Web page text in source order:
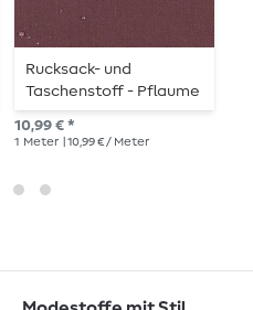
Rucksack- und
Taschenstoff - Pflaume
10,99 € *
1 Meter | 10,99 € / Meter